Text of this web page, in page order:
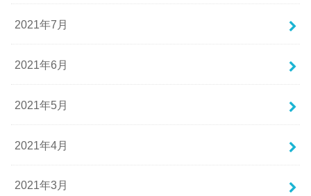
2021年7月
2021年6月
2021年5月
2021年4月
2021年3月